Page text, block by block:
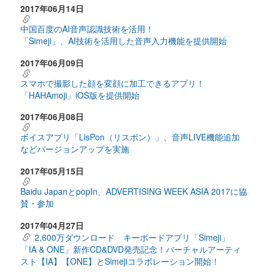
2017年06月14日
中国百度のAI音声認識技術を活用！
「Simeji」、AI技術を活用した音声入力機能を提供開始
2017年06月09日
スマホで撮影した顔を変顔に加工できるアプリ！
「HAHAmoji」iOS版を提供開始
2017年06月08日
ボイスアプリ「LisPon（リスポン）」、音声LIVE機能追加
などバージョンアップを実施
2017年05月15日
Baidu JapanとpopIn、ADVERTISING WEEK ASIA 2017に協
賛・参加
2017年04月27日
2,600万ダウンロード キーボードアプリ「Simeji」
「IA & ONE」新作CD&DVD発売記念！バーチャルアーティ
スト【IA】【ONE】とSimejiコラボレーション開始！